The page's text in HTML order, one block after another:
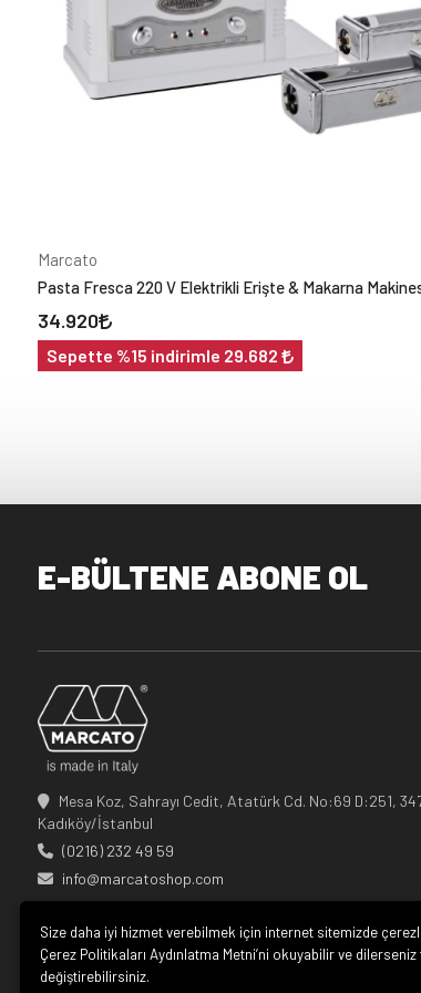
Markalar
Marcato
Marcato
Pasta Fresca 220 V Elektrikli Erişte & Makarna
34.920
Sepette %15 indirimle 29.682
E-BÜLTENE ABONE OL
Mesa Koz, Sahrayı Cedit, Atatürk Cd. No:69 D:251,
Kadıköy/İstanbul
(0216) 232 49 59
info@marcatoshop.com
Size daha iyi hizmet verebilmek için internet sitemizde
Çerez Politikaları Aydınlatma Metni’ni okuyabilir ve
değiştirebilirsiniz.